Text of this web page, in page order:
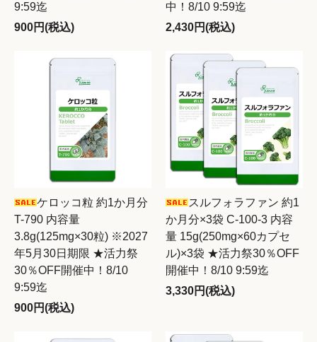
9:59迄
900円(税込)
中！8/10 9:59迄
2,430円(税込)
ケロッコ粒 約1か月分
T-790 内容量
3.8g(125mg×30粒) ※2027
年5月30日期限 ★活力祭
30％OFF開催中！8/10
9:59迄
900円(税込)
スルフォラファン 約1
か月分×3袋 C-100-3 内容
量 15g(250mg×60カプセ
ル)×3袋 ★活力祭30％OFF
開催中！8/10 9:59迄
3,330円(税込)